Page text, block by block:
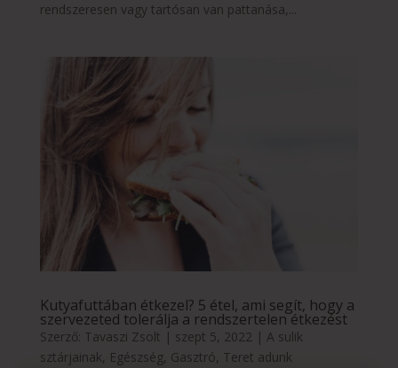
rendszeresen vagy tartósan van pattanása,...
Kutyafuttában étkezel? 5 étel, ami segít, hogy a
szervezeted tolerálja a rendszertelen étkezést
Szerző: Tavaszi Zsolt | szept 5, 2022| A sulik
sztárjainak, Egészség, Gasztró, Teret adunk